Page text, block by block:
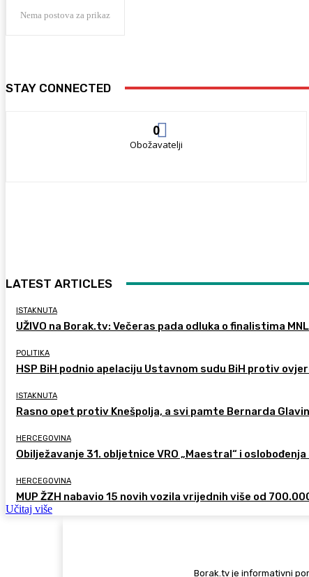
Nema postova za prikaz
STAY CONNECTED
0
Obožavatelji
LATEST ARTICLES
ISTAKNUTA
UŽIVO na Borak.tv: Večeras pada odluka o finalistima
POLITIKA
HSP BiH podnio apelaciju Ustavnom sudu BiH protiv
ISTAKNUTA
Rasno opet protiv Knešpolja, a svi pamte Bernarda
HERCEGOVINA
Obilježavanje 31. obljetnice VRO „Maestral“ i
HERCEGOVINA
MUP ŽZH nabavio 15 novih vozila vrijednih više od
Učitaj više
Borak.tv je informativni